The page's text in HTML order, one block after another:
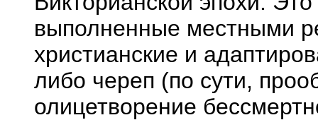
выполненные местными
христианские и
либо череп (по сути,
олицетворение